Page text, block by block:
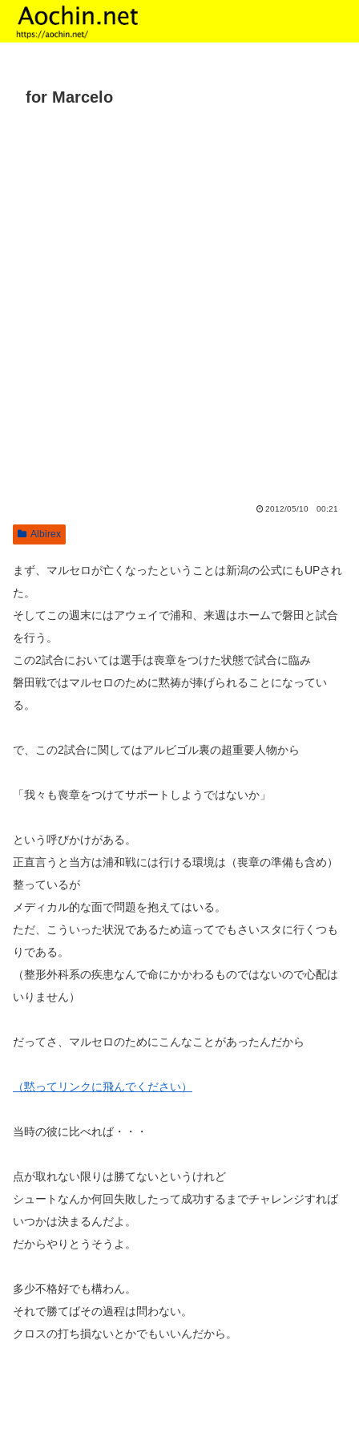
for Marcelo
2012/05/10 00:21
Albirex
まず、マルセロが亡くなったということは新潟の公式にもUPされ
た。
そしてこの週末にはアウェイで浦和、来週はホームで磐田と試合
を行う。
この2試合においては選手は喪章をつけた状態で試合に臨み
磐田戦ではマルセロのために黙祷が捧げられることになってい
る。
で、この2試合に関してはアルビゴル裏の超重要人物から
「我々も喪章をつけてサポートしようではないか」
という呼びかけがある。
正直言うと当方は浦和戦には行ける環境は（喪章の準備も含め）
整っているが
メディカル的な面で問題を抱えてはいる。
ただ、こういった状況であるため這ってでもさいスタに行くつも
りである。
（整形外科系の疾患なんで命にかかわるものではないので心配は
いりません）
だってさ、マルセロのためにこんなことがあったんだから
（黙ってリンクに飛んでください）
当時の彼に比べれば・・・
点が取れない限りは勝てないというけれど
シュートなんか何回失敗したって成功するまでチャレンジすれば
いつかは決まるんだよ。
だからやりとうそうよ。
多少不格好でも構わん。
それで勝てばその過程は問わない。
クロスの打ち損ないとかでもいいんだから。